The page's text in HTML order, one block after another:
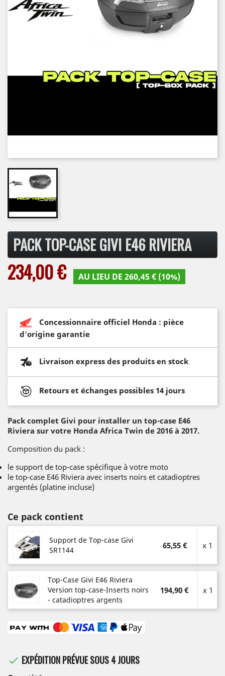
PACK TOP-CASE GIVI E46 RIVIERA
234,00 € AU LIEU DE 260,45 € (10%)
Concessionnaire officiel Honda : pièce
d'origine garantie
Livraison express des produits en stock
Retours et échanges possibles 14 jours
Pack complet Givi pour installer un top-case E46
Riviera sur votre Honda Africa Twin de 2016 à 2017.
Composition du pack :
le support de top-case spécifique à votre moto
le top-case E46 Riviera avec inserts noirs et catadioptres
argentés (platine incluse)
Ce pack contient
Support de Top-case Givi
SR1144
65,55 € x 1
Top-Case Givi E46 Riviera
Version top-case-Inserts noirs
- catadioptres argents
194,90 € x 1
 EXPÉDITION PRÉVUE SOUS 4 JOURS